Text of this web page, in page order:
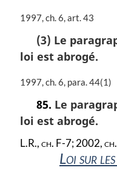
n
e
N
e
a
i
a
1997, ch. 6, art. 43
(3) Le
loi est abrogé.
N
e
a
1997, ch. 6, para. 44(1)
85. Le
loi est abrogé.
L.R., ch. F-7; 2002,
Loi sur